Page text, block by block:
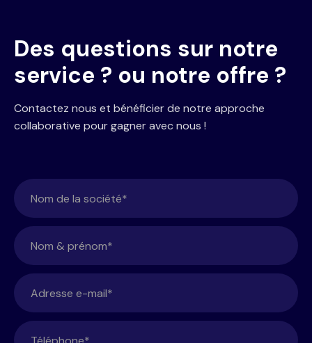
Des questions sur notre
service ? ou notre offre ?
Contactez nous et bénéficier de notre approche
collaborative pour gagner avec nous !